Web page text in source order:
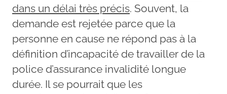
dans un délai très précis. Souvent, la
demande est rejetée parce que la
personne en cause ne répond pas à la
définition d’incapacité de travailler de la
police d’assurance invalidité longue
durée. Il se pourrait que les